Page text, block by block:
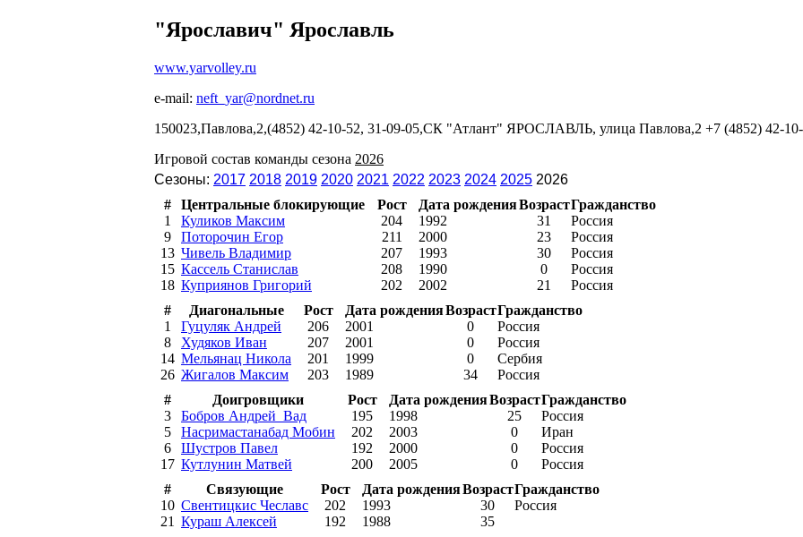
"Ярославич" Ярославль
www.yarvolley.ru
e-mail: neft_yar@nordnet.ru
150023,Павлова,2,(4852) 42-10-52, 31-09-05,СК "Атлант" ЯРОСЛАВЛЬ, улица Павлова,2 +7 (4852) 42-
Игровой состав команды сезона 2026
Сезоны: 2017 2018 2019 2020 2021 2022 2023 2024 2025 2026
#
Центральные блокирующие Рост Дата рожденияВозрастГражданство
1
Куликов Максим 204 1992 31
Россия
9
Поторочин Егор 211 2000 23
Россия
13 Чивель Владимир 207 1993 30
Россия
15 Кассель Станислав 208 1990 0
Россия
18 Куприянов Григорий 202 2002 21
Россия
#
Диагональные Рост Дата рожденияВозрастГражданство
1
Гуцуляк Андрей 206 2001 0
Россия
8
Худяков Иван 207 2001 0
Россия
14 Мельянац Никола 201 1999 0
Сербия
26 Жигалов Максим 203 1989 34
Россия
#
Доигровщики Рост Дата рожденияВозрастГражданство
3
Бобров Андрей_Вад 195 1998 25
Россия
5
Насримастанабад Мобин 202 2003 0
Иран
6
Шустров Павел 192 2000 0
Россия
17 Кутлунин Матвей 200 2005 0
Россия
#
Связующие Рост Дата рожденияВозрастГражданство
10 Свентицкис Чеславс 202 1993 30
Россия
21 Кураш Алексей 192 1988
35